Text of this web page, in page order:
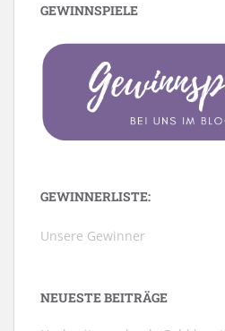
GEWINNSPIELE
GEWINNERLISTE:
Unsere Gewinner
NEUESTE BEITRÄGE